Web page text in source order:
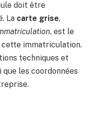
doit être
La carte grise,
, est le
immatriculation.
techniques et
les coordonnées